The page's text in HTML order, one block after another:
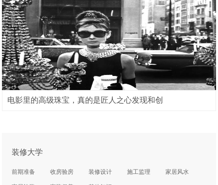
电影里的高级珠宝，真的是匠人之心发现和创
装修大学
前期准备 收房验房 装修设计 施工监理 家居风水